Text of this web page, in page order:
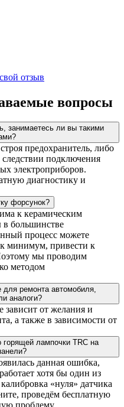
отзыв
вопросы
занимаетесь ли вы такими
предохранитель, либо
подключения
электроприборов.
диагностику и
форсунок?
к керамическим
в большинстве
процесс можете
минимум, привести к
мы проводим
методом
для ремонта автомобиля,
аналоги?
от желания и
а также в зависимости от
горящей лампочки TRC на
данная ошибка,
хотя бы один из
«нуля» датчика
проведём бесплатную